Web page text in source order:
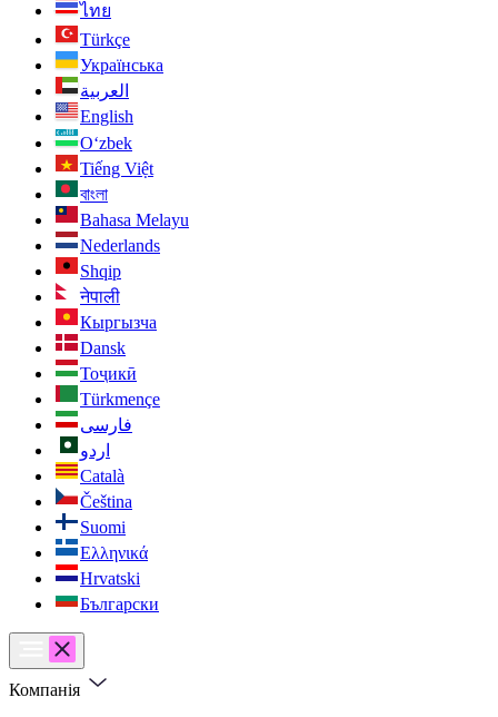
ไทย
Türkçe
Українська
العربية
English
O‘zbek
Tiếng Việt
বাংলা
Bahasa Melayu
Nederlands
Shqip
नेपाली
Кыргызча
Dansk
Тоҷикӣ
Türkmençe
فارسی
اردو
Català
Čeština
Suomi
Ελληνικά
Hrvatski
Български
Компанія